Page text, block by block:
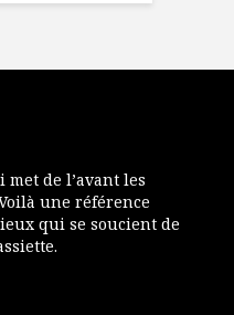
met de l’avant les
une référence
qui se soucient de